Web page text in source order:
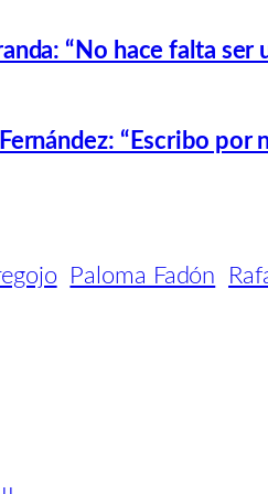
“No hace falta
“Escribo por
Paloma Fadón